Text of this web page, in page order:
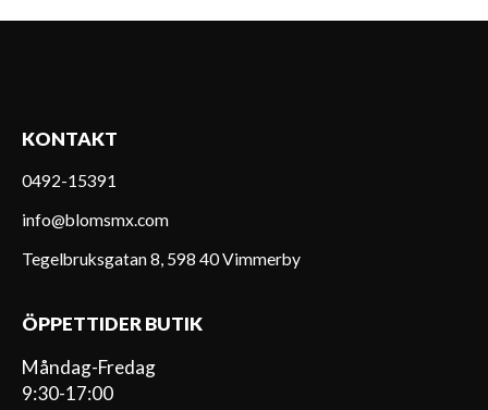
KONTAKT
0492-15391
info@blomsmx.com
Tegelbruksgatan 8, 598 40 Vimmerby
ÖPPETTIDER BUTIK
Måndag-Fredag
9:30-17:00